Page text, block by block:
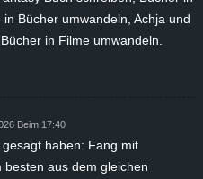
Bücher umwandeln, Achja und
in Filme umwandeln.
Beim 17:40
haben: Fang mit
besten aus dem gleichen